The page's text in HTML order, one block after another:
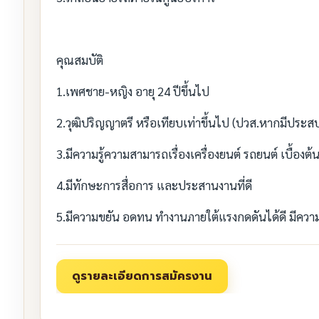
คุณสมบัติ
1.เพศชาย-หญิง อายุ 24 ปีขึ้นไป
2.วุฒิปริญญาตรี หรือเทียบเท่าขึ้นไป (ปวส.หากมีประ
3.มีความรู้ความสามารถเรื่องเครื่องยนต์ รถยนต์ เบื้องต้น
4.มีทักษะการสื่อการ และประสานงานที่ดี
5.มีความขยัน อดทน ทำงานภายใต้แรงกดดันได้ดี มีคว